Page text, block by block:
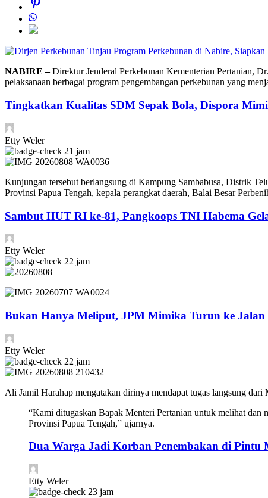
NABIRE –Direktur Jenderal Perkebunan Kementerian Pertanian,
pelaksanaan berbagai program pengembangan perkebunan yang
Tingkatkan Kualitas SDM Sepak Bola, Dispora
Etty Weler
21 jam
Kunjungan tersebut berlangsung di Kampung Sambabusa, Distrik
Provinsi Papua Tengah, kepala perangkat daerah, Balai Besar
Sambut HUT RI ke-81, Pangkoops TNI Habema
Etty Weler
22 jam
Bukan Hanya Meliput, JPM Mimika Turun ke Jalan
Etty Weler
22 jam
Ali Jamil Harahap mengatakan dirinya mendapat tugas langsung
“Kami ditugaskan Bapak Menteri Pertanian untuk melihat dan
Provinsi Papua Tengah,” ujarnya.
Dua Warga Jadi Korban Penembakan di Pintu
Etty Weler
23 jam